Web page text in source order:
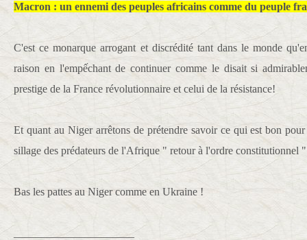
Macron : un ennemi des peuples africains comme du peuple
C'est ce monarque arrogant et discrédité tant dans le monde
raison en l'empếchant de continuer comme le disait si
prestige de la France révolutionnaire et celui de la résistance!
Et quant au Niger arrêtons de prétendre savoir ce qui est bon
sillage des prédateurs de l'Afrique " retour à l'ordre constitutionnel
Bas les pattes au Niger comme en Ukraine !
______________________